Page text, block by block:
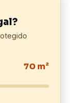
70 m²